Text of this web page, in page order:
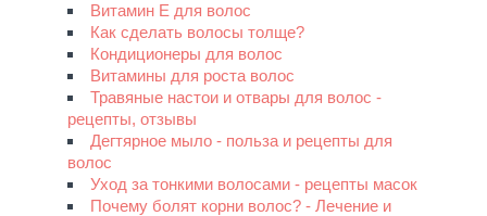
Витамин Е для волос
Как сделать волосы толще?
Кондиционеры для волос
Витамины для роста волос
Травяные настои и отвары для волос -
рецепты, отзывы
Дегтярное мыло - польза и рецепты для
волос
Уход за тонкими волосами - рецепты масок
Почему болят корни волос? - Лечение и